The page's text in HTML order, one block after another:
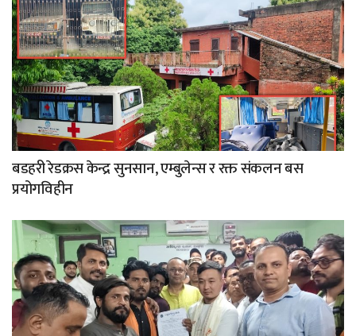
बडहरी रेडक्रस केन्द्र सुनसान, एम्बुलेन्स र रक्त संकलन बस
प्रयोगविहीन